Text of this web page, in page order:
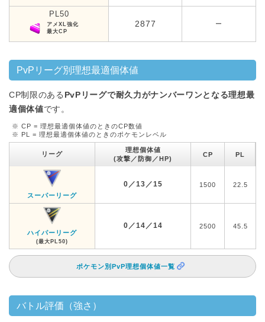
PL50
アメXL強化
最大CP
2877 ー
PvPリーグ別理想最適個体値
CP制限のある PvPリーグで耐久力がナンバーワンとなる理想最
適個体値です。
※ CP = 理想最適個体値のときのCP数値
※ PL = 理想最適個体値のときのポケモンレベル
リーグ
理想個体値
(攻撃／防御／HP)
CP PL
スーパーリーグ
0／13／15 1500 22.5
ハイパーリーグ
(最大PL50)
0／14／14 2500 45.5
ポケモン別PvP理想個体値一覧
バトル評価（強さ）